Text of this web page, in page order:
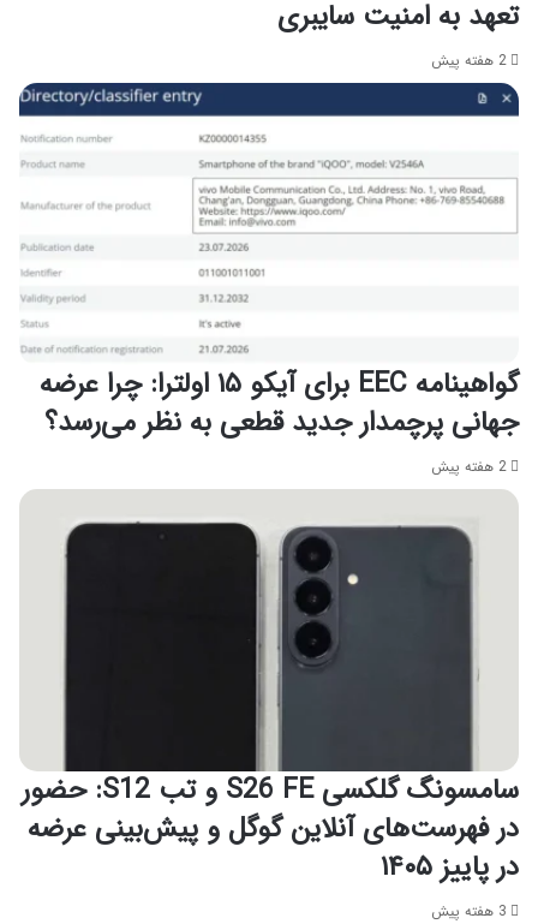
تعهد به امنیت سایبری
2 هفته پیش
گواهینامه EEC برای آیکو ۱۵ اولترا: چرا عرضه
جهانی پرچمدار جدید قطعی به نظر می‌رسد؟
2 هفته پیش
سامسونگ گلکسی S26 FE و تب S12: حضور
در فهرست‌های آنلاین گوگل و پیش‌بینی عرضه
در پاییز ۱۴۰۵
3 هفته پیش